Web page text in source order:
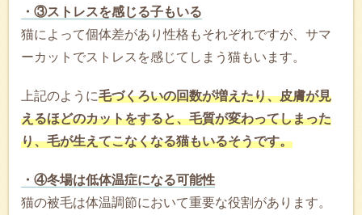
・③ストレスを感じる子もいる
猫によって個体差があり性格もそれぞれですが、サマ
ーカットでストレスを感じてしまう猫もいます。
上記のように毛づくろいの回数が増えたり、皮膚が見
えるほどのカットをすると、毛質が変わってしまった
り、毛が生えてこなくなる猫もいるそうです。
・④冬場は低体温症になる可能性
猫の被毛は体温調節において重要な役割があります。